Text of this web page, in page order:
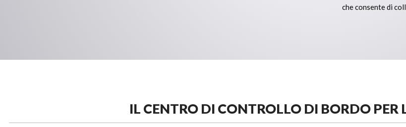
che consente di
IL CENTRO DI CONTROLLO DI BORDO